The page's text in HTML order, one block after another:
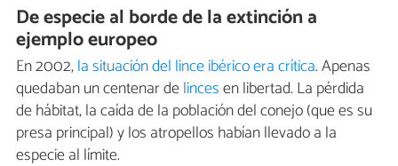
De especie al borde de la extinción a
ejemplo europeo
En 2002,la situación del lince ibérico era crítica. Apenas
quedaban un centenar delincesen libertad. La pérdida
de hábitat, la caída de la población del conejo (que es su
presa principal) y los atropellos habían llevado a la
especie al límite.